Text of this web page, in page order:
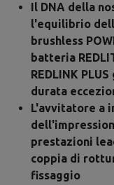
Il DNA della
l'equilibrio
brushless
batteria
REDLINK
durata
L'avvitatore a
prestazioni
coppia di
fissaggio